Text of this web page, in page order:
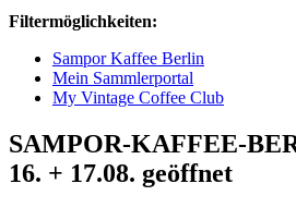
Filtermöglichkeiten:
Sampor Kaffee Berlin
Mein Sammlerportal
My Vintage Coffee Club
SAMPOR-KAFFEE-
16. + 17.08. geöffnet